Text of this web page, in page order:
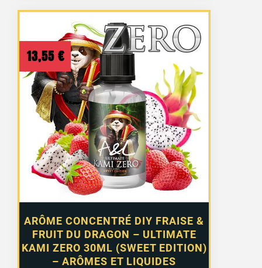
1 avis
ARÔME CONCENTRÉ DIY FRAISE &
FRUIT DU DRAGON – ULTIMATE
KAMI ZERO 30ML (SWEET EDITION)
– ARÔMES ET LIQUIDES
13,55 €